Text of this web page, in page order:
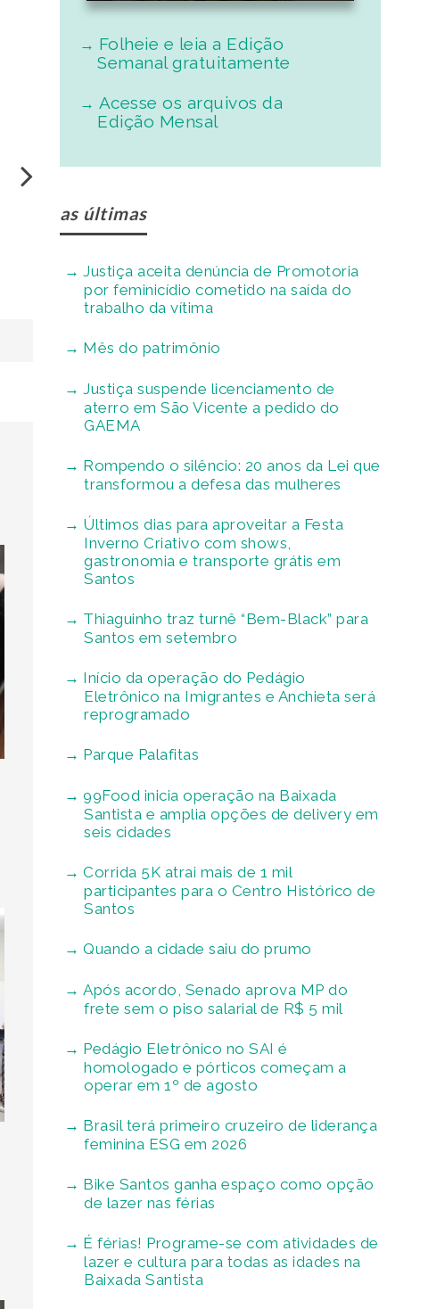
Folheie e leia a Edição
Semanal gratuitamente
Acesse os arquivos da
Edição Mensal
as últimas
Justiça aceita denúncia de Promotoria
por feminicídio cometido na saída do
trabalho da vítima
Mês do patrimônio
Justiça suspende licenciamento de
aterro em São Vicente a pedido do
GAEMA
Rompendo o silêncio: 20 anos da Lei que
transformou a defesa das mulheres
Últimos dias para aproveitar a Festa
Inverno Criativo com shows,
gastronomia e transporte grátis em
Santos
Thiaguinho traz turnê “Bem-Black” para
Santos em setembro
Início da operação do Pedágio
Eletrônico na Imigrantes e Anchieta será
reprogramado
Parque Palafitas
99Food inicia operação na Baixada
Santista e amplia opções de delivery em
seis cidades
Corrida 5K atrai mais de 1 mil
participantes para o Centro Histórico de
Santos
Quando a cidade saiu do prumo
Após acordo, Senado aprova MP do
frete sem o piso salarial de R$ 5 mil
Pedágio Eletrônico no SAI é
homologado e pórticos começam a
operar em 1º de agosto
Brasil terá primeiro cruzeiro de liderança
feminina ESG em 2026
Bike Santos ganha espaço como opção
de lazer nas férias
É férias! Programe-se com atividades de
lazer e cultura para todas as idades na
Baixada Santista